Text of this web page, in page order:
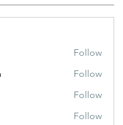
Follow
Follow
Follow
Follow